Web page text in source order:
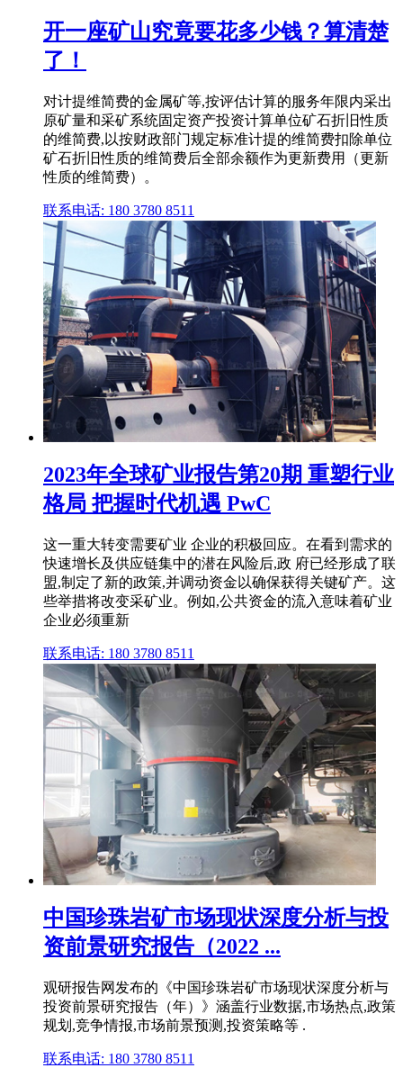
开一座矿山究竟要花多少钱？算清楚
了！
对计提维简费的金属矿等,按评估计算的服务年限内采出
原矿量和采矿系统固定资产投资计算单位矿石折旧性质
的维简费,以按财政部门规定标准计提的维简费扣除单位
矿石折旧性质的维简费后全部余额作为更新费用（更新
性质的维简费）。
联系电话: 180 3780 8511
2023年全球矿业报告第20期 重塑行业
格局 把握时代机遇 PwC
这一重大转变需要矿业 企业的积极回应。在看到需求的
快速增长及供应链集中的潜在风险后,政 府已经形成了联
盟,制定了新的政策,并调动资金以确保获得关键矿产。这
些举措将改变采矿业。例如,公共资金的流入意味着矿业
企业必须重新
联系电话: 180 3780 8511
中国珍珠岩矿市场现状深度分析与投
资前景研究报告（2022 ...
观研报告网发布的《中国珍珠岩矿市场现状深度分析与
投资前景研究报告（年）》涵盖行业数据,市场热点,政策
规划,竞争情报,市场前景预测,投资策略等 .
联系电话: 180 3780 8511